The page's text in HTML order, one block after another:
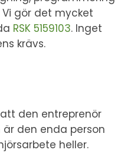
gör det mycket
RSK 5159103. Inget
krävs.
den entreprenör
den enda person
heller.